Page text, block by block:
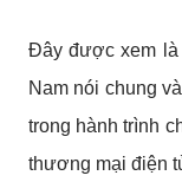
Đây được xem là
Nam nói chung
trong hành trình
thương mại điện